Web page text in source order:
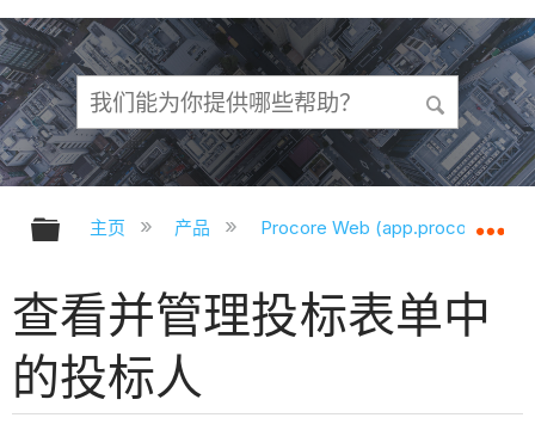
扩展/隐缩全局层次
主页 产品 Procore Web
查看并管理投标表单中
的投标人